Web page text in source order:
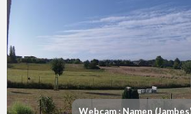
Webcam : Namen